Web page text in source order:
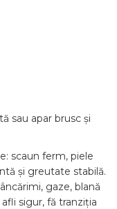
sau apar brusc și
scaun ferm, piele
și greutate stabilă.
gaze, blană
sigur, fă tranziția